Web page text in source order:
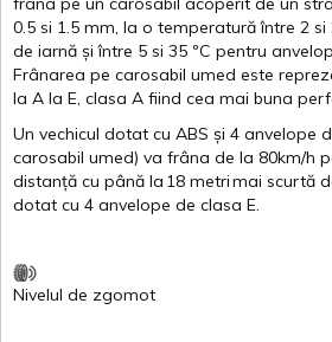
0.5 si 1.5 mm, la o temperatură între 2 si
de iarnă și între 5 si 35 ºC pentru
Frânarea pe carosabil umed este
la A la E, clasa A fiind cea mai buna
Un vechicul dotat cu ABS și 4 anvelope
carosabil umed) va frâna de la 80km/h
distanță cu până la 18 metrimai scurtă
dotat cu 4 anvelope de clasa E.
Nivelul de zgomot